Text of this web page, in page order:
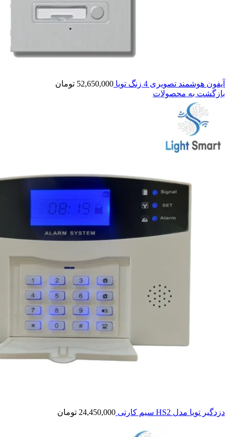
آیفون هوشمند تصویری 4 زنگ تویا 52,650,000 تومان
بازگشت به محصولات
دزدگیر تویا مدل HS2 سیم کارتی 24,450,000 تومان